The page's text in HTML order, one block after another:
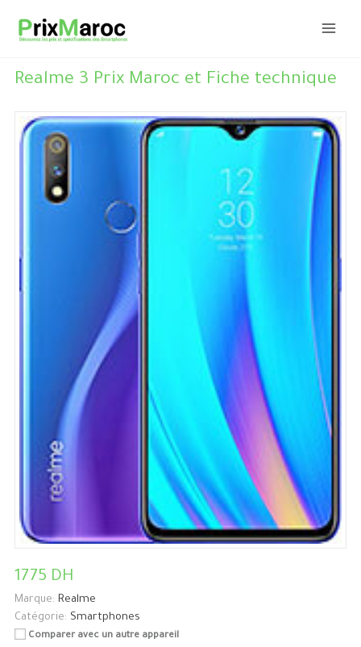
Realme 3 Prix Maroc et Fiche technique
1775 DH
Marque: Realme
Catégorie: Smartphones
Comparer avec un autre appareil